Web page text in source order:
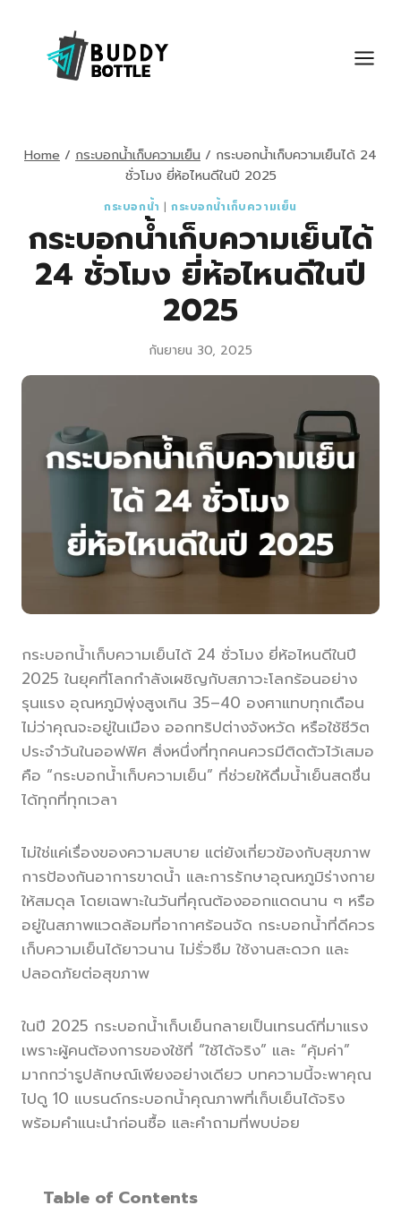
content
Home / กระบอกน้ำเก็บความเย็น / กระบอกน้ำเก็บความเย็นได้ 24
ชั่วโมง ยี่ห้อไหนดีในปี 2025
กระบอกน้ำ | กระบอกน้ำเก็บความเย็น
กระบอกน้ำเก็บความเย็นได้
24 ชั่วโมง ยี่ห้อไหนดีในปี
2025
กันยายน 30, 2025
กระบอกน้ำเก็บความเย็นได้ 24 ชั่วโมง ยี่ห้อไหนดีในปี
2025 ในยุคที่โลกกำลังเผชิญกับสภาวะโลกร้อนอย่าง
รุนแรง อุณหภูมิพุ่งสูงเกิน 35–40 องศาแทบทุกเดือน
ไม่ว่าคุณจะอยู่ในเมือง ออกทริปต่างจังหวัด หรือใช้ชีวิต
ประจำวันในออฟฟิศ สิ่งหนึ่งที่ทุกคนควรมีติดตัวไว้เสมอ
คือ “กระบอกน้ำเก็บความเย็น” ที่ช่วยให้ดื่มน้ำเย็นสดชื่น
ได้ทุกที่ทุกเวลา
ไม่ใช่แค่เรื่องของความสบาย แต่ยังเกี่ยวข้องกับสุขภาพ
การป้องกันอาการขาดน้ำ และการรักษาอุณหภูมิร่างกาย
ให้สมดุล โดยเฉพาะในวันที่คุณต้องออกแดดนาน ๆ หรือ
อยู่ในสภาพแวดล้อมที่อากาศร้อนจัด กระบอกน้ำที่ดีควร
เก็บความเย็นได้ยาวนาน ไม่รั่วซึม ใช้งานสะดวก และ
ปลอดภัยต่อสุขภาพ
ในปี 2025 กระบอกน้ำเก็บเย็นกลายเป็นเทรนด์ที่มาแรง
เพราะผู้คนต้องการของใช้ที่ “ใช้ได้จริง” และ “คุ้มค่า”
มากกว่ารูปลักษณ์เพียงอย่างเดียว บทความนี้จะพาคุณ
ไปดู 10 แบรนด์กระบอกน้ำคุณภาพที่เก็บเย็นได้จริง
พร้อมคำแนะนำก่อนซื้อ และคำถามที่พบบ่อย
Table of Contents